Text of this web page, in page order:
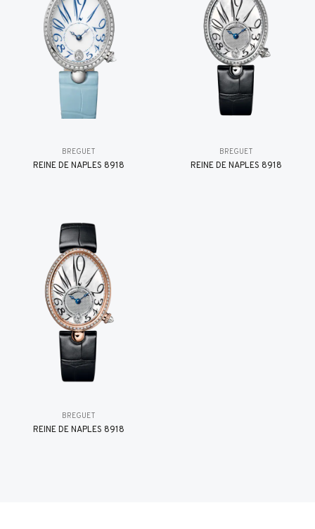
BREGUET
REINE DE NAPLES 8918
BREGUET
REINE DE NAPLES 8918
BREGUET
REINE DE NAPLES 8918